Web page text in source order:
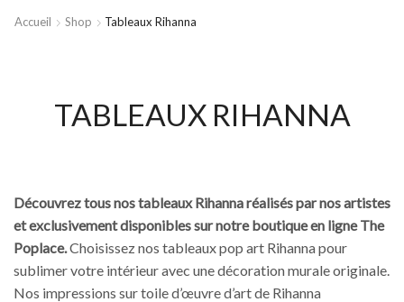
Accueil Shop Tableaux Rihanna
TABLEAUX RIHANNA
Découvrez tous nos tableaux Rihanna réalisés par nos artistes
et exclusivement disponibles sur notre boutique en ligne The
Poplace.Choisissez nos tableaux pop art Rihanna pour
sublimer votre intérieur avec une décoration murale originale.
Nos impressions sur toile d’œuvre d’art de Rihanna